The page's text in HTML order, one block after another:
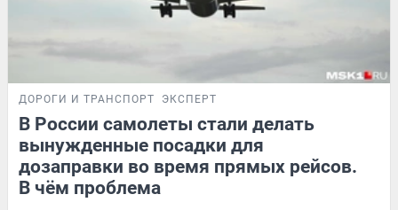
ДОРОГИ И ТРАНСПОРТ ЭКСПЕРТ
В России самолеты стали делать
вынужденные посадки для
дозаправки во время прямых рейсов.
В чём проблема